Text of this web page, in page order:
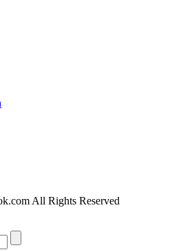
All Rights Reserved